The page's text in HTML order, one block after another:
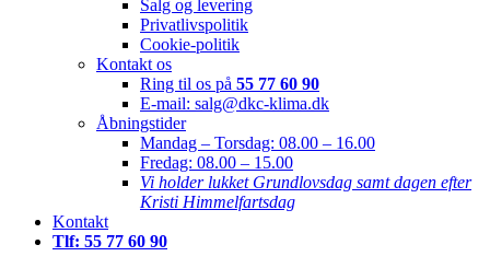
Salg og levering
Privatlivspolitik
Cookie-politik
Kontakt os
Ring til os på 55 77 60 90
E-mail: salg@dkc-klima.dk
Åbningstider
Mandag – Torsdag: 08.00 – 16.00
Fredag: 08.00 – 15.00
Vi holder lukket Grundlovsdag samt dagen efter
Kristi Himmelfartsdag
Kontakt
Tlf: 55 77 60 90